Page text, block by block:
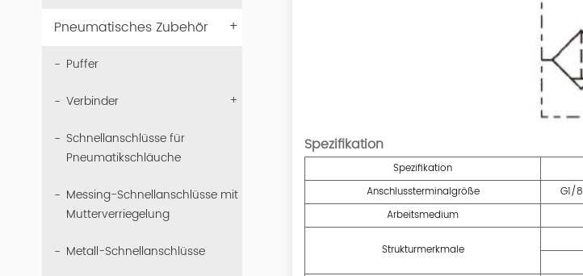
Pneumatisches Zubehör +
Puffer
Verbinder
+
Schnellanschlüsse für
Pneumatikschläuche
Messing-Schnellanschlüsse mit
Mutterverriegelung
Metall-Schnellanschlüsse
Spezifikation
Spezifikation
Anschlussterminalgröße
G1/8
Arbeitsmedium
Strukturmerkmale